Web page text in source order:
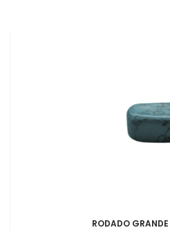
RODADO